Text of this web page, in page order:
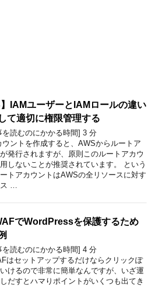
】IAMユーザーとIAMロールの違い
て適切に権限管理する
を読むのにかかる時間] 3 分
ウントを作成すると、AWSからルートア
発行されますが、原則このルートアカウ
しないことが推奨されています。 という
トアカウントはAWSの全リソースに対す
…
でWordPressを保護するため
を読むのにかかる時間] 4 分
はセットアップするだけならクリックぽ
けるので非常に簡単なんですが、いざ運
だすとハマりポイントがいくつも出てき